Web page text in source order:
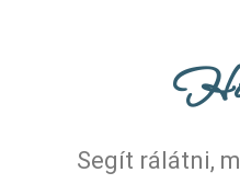
Segít rálátni,